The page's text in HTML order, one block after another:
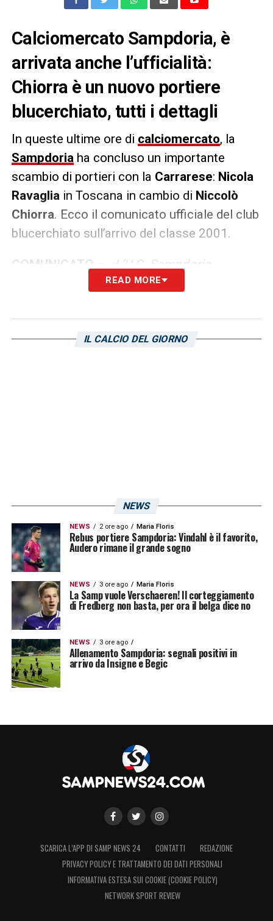
Calciomercato Sampdoria, è
arrivata anche l’ufficialità:
Chiorra è un nuovo portiere
blucerchiato, tutti i dettagli
In queste ultime ore di calciomercato, la
Sampdoriaha concluso un importante
scambio di portieri con la Carrarese: Nicola
Ravaglia in Toscana in cambio di Niccolò
Chiorra. Ecco il comunicato ufficiale del club
blucerchiato sull’arrivo del classe 2001.
COMUNICATO
«L’U.C. Sampdoria
comunica di aver acquisito a titolo
diritti alle prestazioni sportive del calciatore
Niccolò Chiorra (nato a Bagno a Ripoli,
READ MORE
IL CALCIO DEL GIORNO
NEWS
NEWS 2 ore ago Maria Floris
Rebus portiere Sampdoria: Vindahl è il favorito,
Audero rimane il grande sogno
NEWS 3 ore ago Maria Floris
La Samp vuole Verschaeren! Il corteggiamento
di Fredberg non basta, per ora il belga dice no
NEWS 3 ore ago
Allenamento Sampdoria: segnali positivi in
arrivo da Insigne e Begic
SCARICA L’APP DI SAMP NEWS 24 CONTATTI
REDAZIONE
PRIVACY POLICY E TRATTAMENTO DEI DATI PERSONALI
INFORMATIVA ESTESA SUI COOKIE (COOKIE POLICY)
NETWORK SPORT REVIEW